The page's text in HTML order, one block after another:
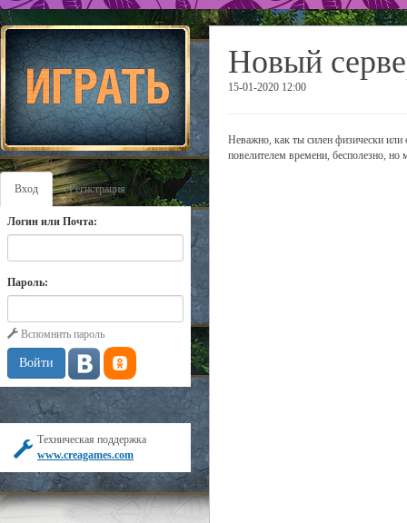
Вход Регистрация
Логин или Почта:
Пароль:
Вспомнить пароль
Техническая поддержка
www.creagames.com
Новый
15-01-2020 12:00
Неважно, как ты силен физически
повелителем времени, бесполезно, но